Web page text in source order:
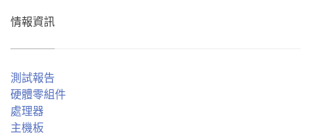
情報資訊
測試報告
硬體零組件
處理器
主機板